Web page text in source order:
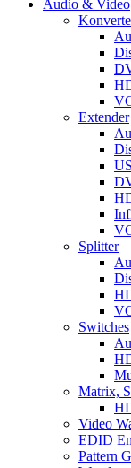
Audio & Video
Extender
Splitter
Switches
Matrix,
Video
EDID
Pattern